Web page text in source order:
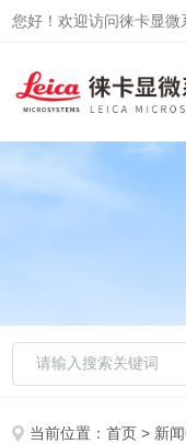
您好！欢迎访问徕卡显微
当前位置：首页 > 新